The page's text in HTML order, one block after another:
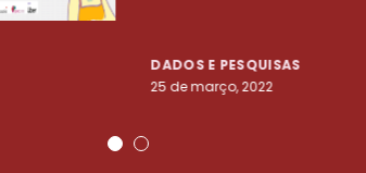
DADOS E PESQUISAS
25 de março, 2022